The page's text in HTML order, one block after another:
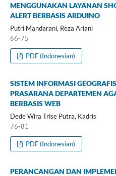
MENGGUNAKAN LAYANAN
ALERT BERBASIS ARDUINO
Putri Mandarani, Reza Ariani
66-75
PDF (Indonesian)
SISTEM INFORMASI
PRASARANA DEPARTEMEN
BERBASIS WEB
Dede Wira Trise Putra, Kadris
76-81
PDF (Indonesian)
PERANCANGAN DAN